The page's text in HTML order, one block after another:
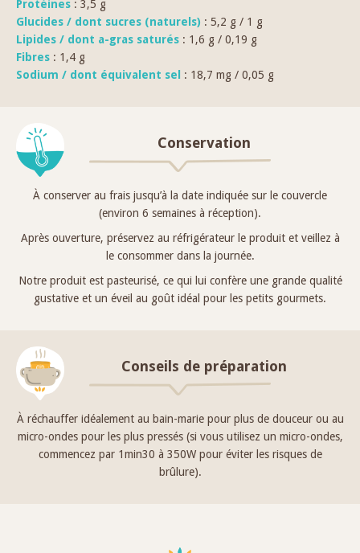
Protéines : 3,5 g
Glucides / dont sucres (naturels) : 5,2 g / 1 g
Lipides / dont a-gras saturés : 1,6 g / 0,19 g
Fibres : 1,4 g
Sodium / dont équivalent sel
: 18,7 mg / 0,05 g
Conservation
À conserver au frais jusqu’à la date indiquée sur le couvercle
(environ 6 semaines à réception).
Après ouverture, préservez au réfrigérateur le produit et veillez à
le consommer dans la journée.
Notre produit est pasteurisé, ce qui lui confère une grande qualité
gustative et un éveil au goût idéal pour les petits gourmets.
Conseils de préparation
À réchauffer idéalement au bain-marie pour plus de douceur ou au
micro-ondes pour les plus pressés (si vous utilisez un micro-ondes,
commencez par 1min30 à 350W pour éviter les risques de
brûlure).